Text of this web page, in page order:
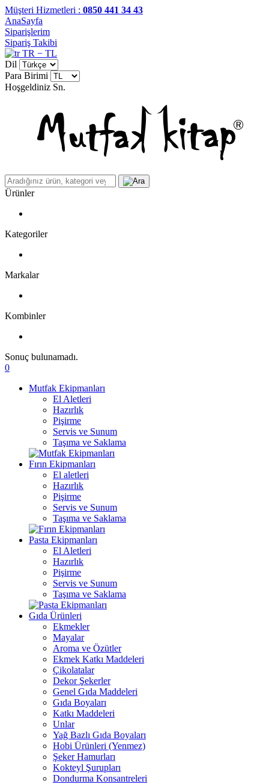
Müşteri Hizmetleri : 0850 441 34 43
AnaSayfa
Siparişlerim
Sipariş Takibi
TR − TL
Dil
Para Birimi
Hoşgeldiniz Sn.
Ürünler
Kategoriler
Markalar
Kombinler
Sonuç bulunamadı.
0
Mutfak Ekipmanları
El Aletleri
Hazırlık
Pişirme
Servis ve Sunum
Taşıma ve Saklama
Fırın Ekipmanları
El aletleri
Hazırlık
Pişirme
Servis ve Sunum
Taşıma ve Saklama
Pasta Ekipmanları
El Aletleri
Hazırlık
Pişirme
Servis ve Sunum
Taşıma ve Saklama
Gıda Ürünleri
Ekmekler
Mayalar
Aroma ve Özütler
Ekmek Katkı Maddeleri
Çikolatalar
Dekor Şekerler
Genel Gıda Maddeleri
Gıda Boyaları
Katkı Maddeleri
Unlar
Yağ Bazlı Gıda Boyaları
Hobi Ürünleri (Yenmez)
Şeker Hamurları
Kokteyl Şurupları
Dondurma Konsantreleri